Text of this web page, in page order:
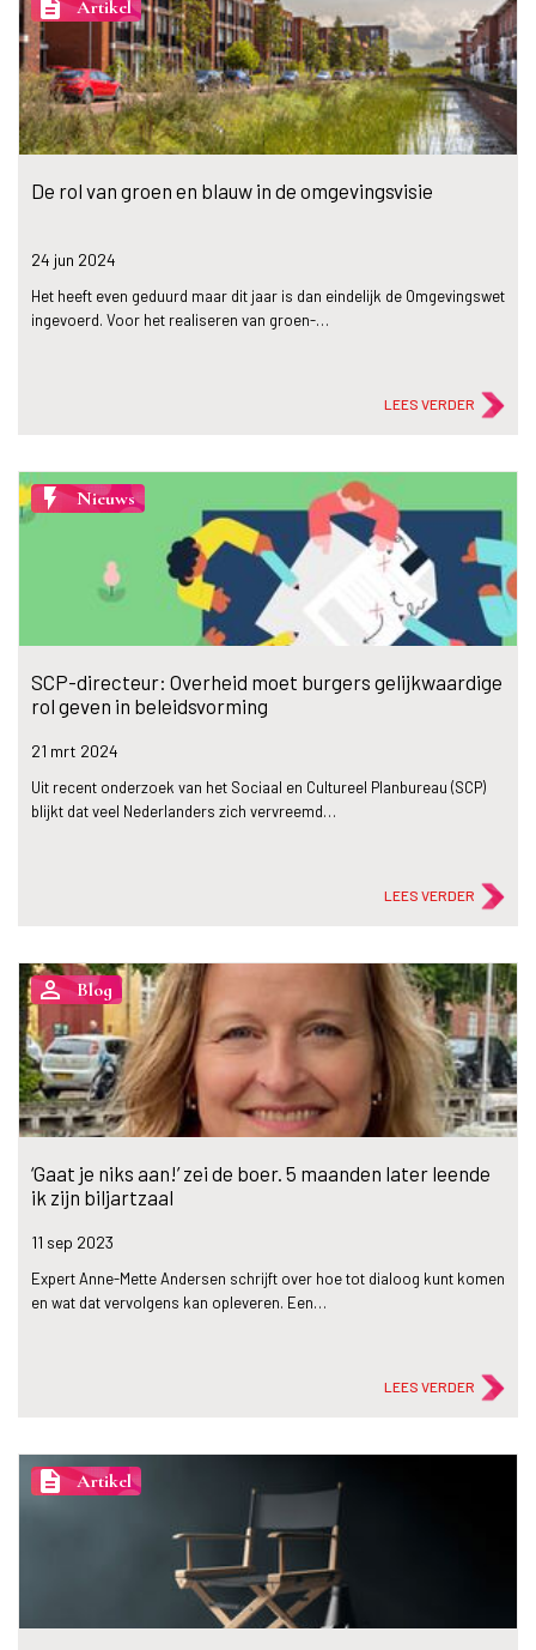
description Artikel
De rol van groen en blauw in de omgevingsvisie
24 jun 2024
Het heeft even geduurd maar dit jaar is dan eindelijk de Omgevingswet
ingevoerd. Voor het realiseren van groen-…
LEES VERDER
flash_on Nieuws
SCP-directeur: Overheid moet burgers gelijkwaardige
rol geven in beleidsvorming
21 mrt 2024
Uit recent onderzoek van het Sociaal en Cultureel Planbureau (SCP)
blijkt dat veel Nederlanders zich vervreemd…
LEES VERDER
person_outline Blog
‘Gaat je niks aan!’ zei de boer. 5 maanden later leende
ik zijn biljartzaal
11 sep 2023
Expert Anne-Mette Andersen schrijft over hoe tot dialoog kunt komen
en wat dat vervolgens kan opleveren. Een…
LEES VERDER
description Artikel